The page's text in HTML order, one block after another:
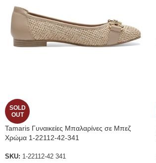
SOLD
OUT
Tamaris Γυναικείες Μπαλαρίνες σε Μπεζ
Χρώμα 1-22112-42-341
SKU: 1-22112-42 341